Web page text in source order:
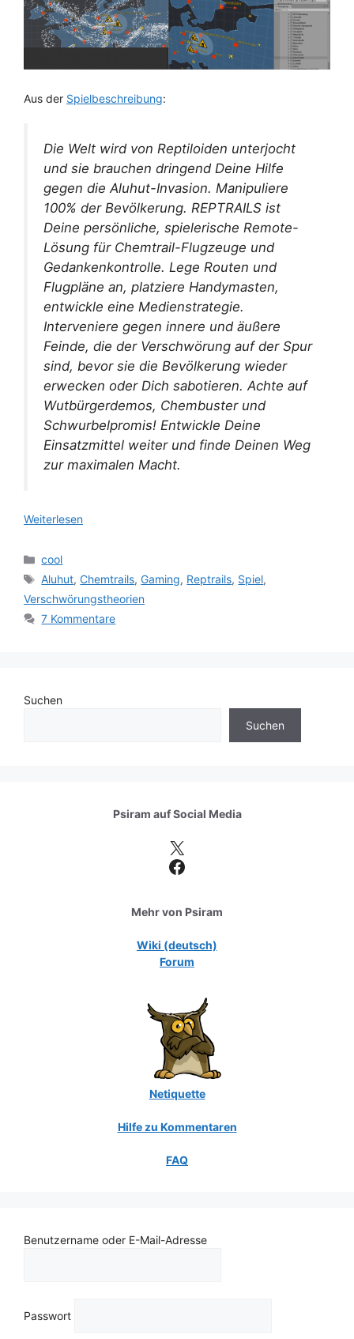
Aus der Spielbeschreibung:
Die Welt wird von Reptiloiden unterjocht
und sie brauchen dringend Deine Hilfe
gegen die Aluhut-Invasion. Manipuliere
100% der Bevölkerung. REPTRAILS ist
Deine persönliche, spielerische Remote-
Lösung für Chemtrail-Flugzeuge und
Gedankenkontrolle. Lege Routen und
Flugpläne an, platziere Handymasten,
entwickle eine Medienstrategie.
Interveniere gegen innere und äußere
Feinde, die der Verschwörung auf der Spur
sind, bevor sie die Bevölkerung wieder
erwecken oder Dich sabotieren. Achte auf
Wutbürgerdemos, Chembuster und
Schwurbelpromis! Entwickle Deine
Einsatzmittel weiter und finde Deinen Weg
zur maximalen Macht.
Weiterlesen
Kategorien
cool
Schlagwörter
Aluhut,Chemtrails,Gaming, Reptrails, Spiel,
Verschwörungstheorien
7 Kommentare
Suchen
Suchen
Psiram aufSocial Media
X
Facebook
Mehr von Psiram
Wiki (deutsch)
Forum
Netiquette
Hilfe zu Kommentaren
FAQ
Benutzername oder E-Mail-Adresse
Passwort